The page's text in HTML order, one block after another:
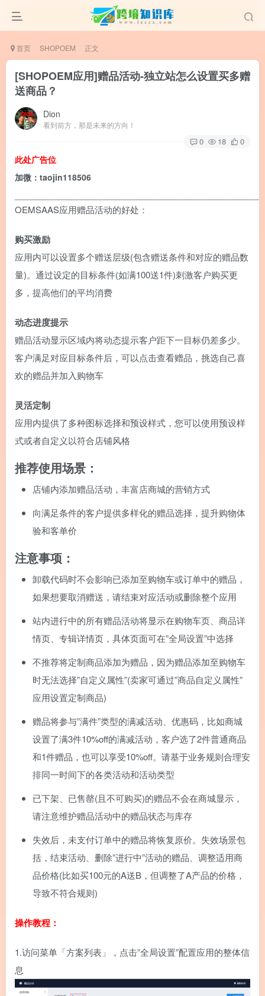
首页 SHOPOEM 正文
[SHOPOEM应用]赠品活动-独立站怎么设置买多赠
送商品？
Dion
看到前方，那是未来的方向！
0 18 0
此处广告位
加微：taojin118506
OEMSAAS应用赠品活动的好处：
购买激励
应用内可以设置多个赠送层级(包含赠送条件和对应的赠品数
量)。通过设定的目标条件(如满100送1件)刺激客户购买更
多，提高他们的平均消费
动态进度提示
赠品活动显示区域内将动态提示客户距下一目标仍差多少。
客户满足对应目标条件后，可以点击查看赠品，挑选自己喜
欢的赠品并加入购物车
灵活定制
应用内提供了多种图标选择和预设样式，您可以使用预设样
式或者自定义以符合店铺风格
推荐使用场景：
店铺内添加赠品活动，丰富店商城的营销方式
向满足条件的客户提供多样化的赠品选择，提升购物体
验和客单价
注意事项：
卸载代码时不会影响已添加至购物车或订单中的赠品，
如果想要取消赠送，请结束对应活动或删除整个应用
站内进行中的所有赠品活动将显示在购物车页、商品详
情页、专辑详情页，具体页面可在”全局设置”中选择
不推荐将定制商品添加为赠品，因为赠品添加至购物车
时无法选择”自定义属性”(卖家可通过”商品自定义属性”
应用设置定制商品)
赠品将参与”满件”类型的满减活动、优惠码，比如商城
设置了满3件10%off的满减活动，客户选了2件普通商品
和1件赠品，也可以享受10%off。请基于业务规则合理安
排同一时间下的各类活动和活动类型
已下架、已售罄(且不可购买)的赠品不会在商城显示，
请注意维护赠品活动中的赠品状态与库存
失效后，未支付订单中的赠品将恢复原价。失效场景包
括，结束活动、删除”进行中”活动的赠品、调整适用商
品价格(比如买100元的A送B，但调整了A产品的价格，
导致不符合规则)
操作教程：
1.访问菜单「方案列表」，点击”全局设置”配置应用的整体信
息